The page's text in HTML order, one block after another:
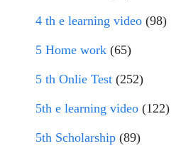
4 th e learning video (98)
5 Home work (65)
5 th Onlie Test (252)
5th e learning video (122)
5th Scholarship (89)